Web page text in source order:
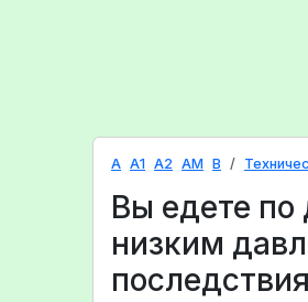
A A1 A2 AM B
Вы едете по
низким